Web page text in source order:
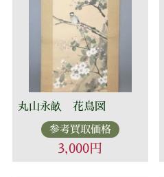
丸山永畝 花鳥図
参考買取価格
3,000円